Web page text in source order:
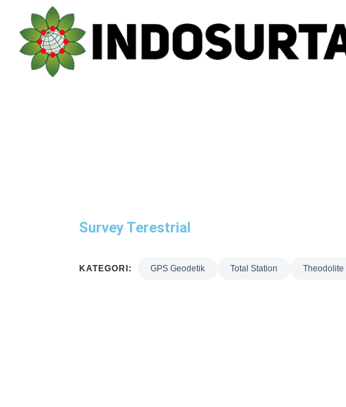
Survey Terestrial
KATEGORI: GPS Geodetik Total Station Theodolite